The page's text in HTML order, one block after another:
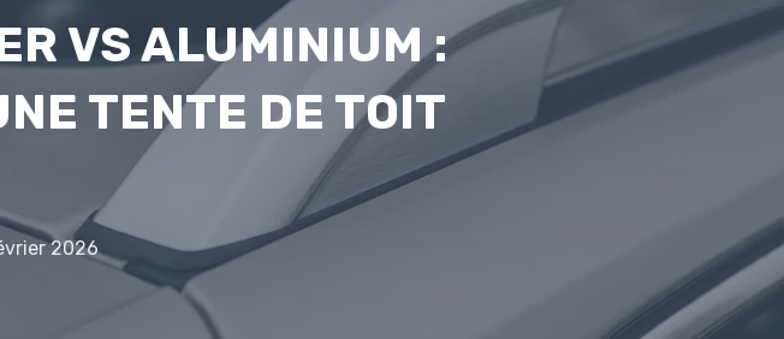
VS ALUMINIUM :
TENTE DE TOIT
2026